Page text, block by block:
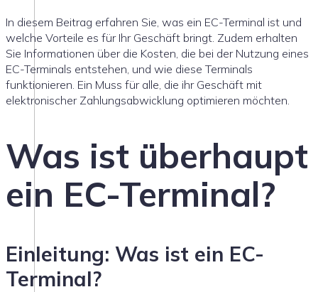
In diesem Beitrag erfahren Sie, was ein EC-Terminal ist und
welche Vorteile es für Ihr Geschäft bringt. Zudem erhalten
Sie Informationen über die Kosten, die bei der Nutzung eines
EC-Terminals entstehen, und wie diese Terminals
funktionieren. Ein Muss für alle, die ihr Geschäft mit
elektronischer Zahlungsabwicklung optimieren möchten.
Was ist überhaupt
ein EC-Terminal?
Einleitung: Was ist ein EC-
Terminal?